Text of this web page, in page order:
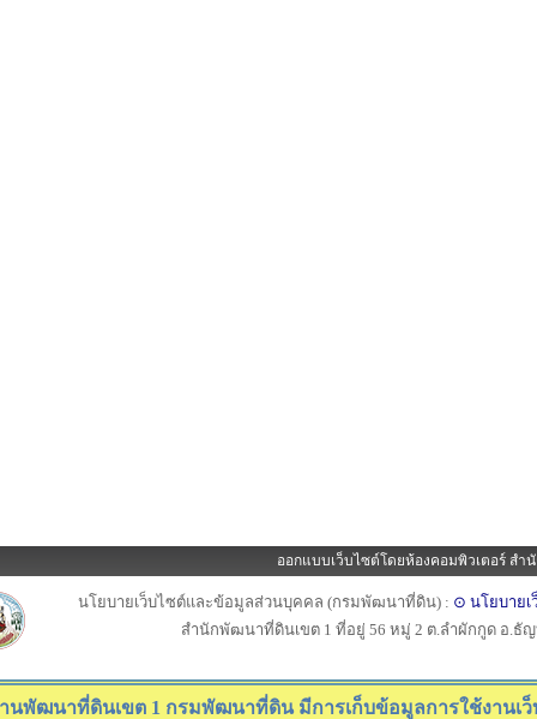
ออกแบบเว็บไซต์โดยห้องคอมพิวเตอร์ ส
นโยบายเว็บไซต์และข้อมูลส่วนบุคคล (กรมพัฒนาที่ดิน) : ⊙ นโยบายเ
สำนักพัฒนาที่ดินเขต 1 ที่อยู่ 56 หมู่ 2 ต.ลำผักกูด อ.ธั
นพัฒนาที่ดินเขต 1 กรมพัฒนาที่ดิน มีการเก็บข้อมูลการใช้งานเ